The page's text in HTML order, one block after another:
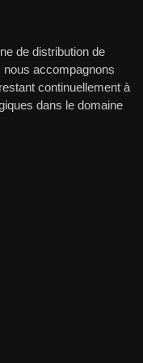
de distribution de
nous accompagnons
continuellement à
dans le domaine